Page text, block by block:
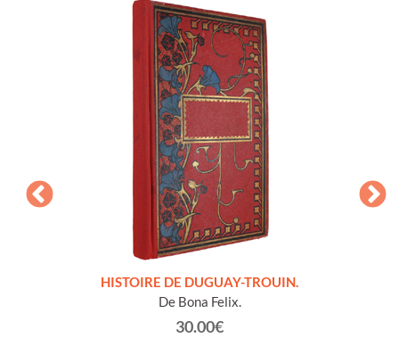
HISTOIRE DE DUGUAY-TROUIN.
De Bona Felix.
30.00€